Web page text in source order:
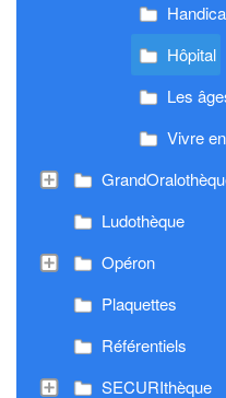
Hôpital
Les
Vivre
Ludothèque
Opéron
Plaquettes
Référentiels
SECURIthèque